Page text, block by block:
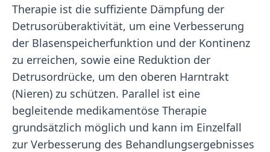
Therapie ist die suffiziente Dämpfung der
Detrusorüberaktivität, um eine Verbesserung
der Blasenspeicherfunktion und der Kontinenz
zu erreichen, sowie eine Reduktion der
Detrusordrücke, um den oberen Harntrakt
(Nieren) zu schützen. Parallel ist eine
begleitende medikamentöse Therapie
grundsätzlich möglich und kann im Einzelfall
zur Verbesserung des Behandlungsergebnisses